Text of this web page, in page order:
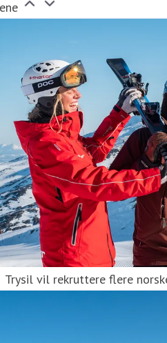
Trysil vil rekruttere flere